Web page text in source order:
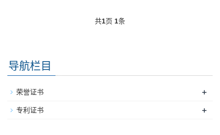
共1页 1条
导航栏目
荣誉证书 +
专利证书 +